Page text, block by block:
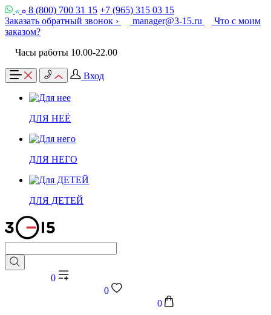
8 (800) 700 31 15 +7 (965) 315 03 15
Заказать обратный звонок ›
manager@3-15.ru
Что с моим
заказом?
Часы работы 10.00-22.00
Вход
ДЛЯ НЕЁ
ДЛЯ НЕГО
ДЛЯ ДЕТЕЙ
0
0
0